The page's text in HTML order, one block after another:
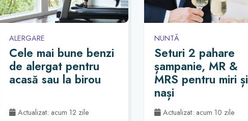
ALERGARE
Cele mai bune benzi
de alergat pentru
acasă sau la birou
Actualizat: acum 12 zile
NUNTĂ
Seturi 2 pahare
șampanie, MR &
MRS pentru miri și
nași
Actualizat: acum 10 zile